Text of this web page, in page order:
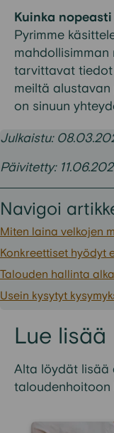
Kuinka
Pyrimme
tarvittavat
meiltä
on sinuun
Julkaistu:
Päivitetty:
Navigoi
Miten laina velkojen
Konkreettiset hyödyt
Talouden hallinta
Usein kysytyt
Lue lisää
Alta löydät lisää
taloudenhoitoon